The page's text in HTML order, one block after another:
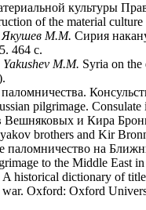
культуры
of the material
Якушев М.М. Сирия
464 с.
Yakushev М.М. Syria on
pilgrimage.
Вешняковых и Кира
brothers and Kir
паломничество на
to the Middle East
historical dictionary of
Oxford: Oxford